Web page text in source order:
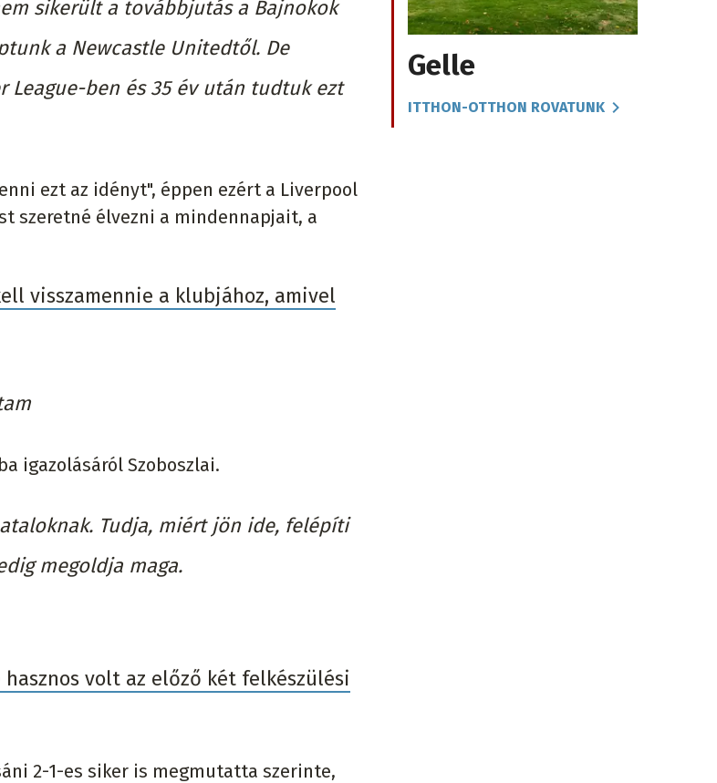
sikerült a továbbjutás a Bajnokok
a Newcastle Unitedtől. De
ben és 35 év után tudtuk ezt
ezt az idényt", éppen ezért a Liverpool
szeretné élvezni a mindennapjait, a
visszamennie a klubjához, amivel
igazolásáról Szoboszlai.
Tudja, miért jön ide, felépíti
megoldja maga.
volt az előző két felkészülési
2-1-es siker is megmutatta szerinte,
Gelle
ITTHON-OTTHON ROVATUNK